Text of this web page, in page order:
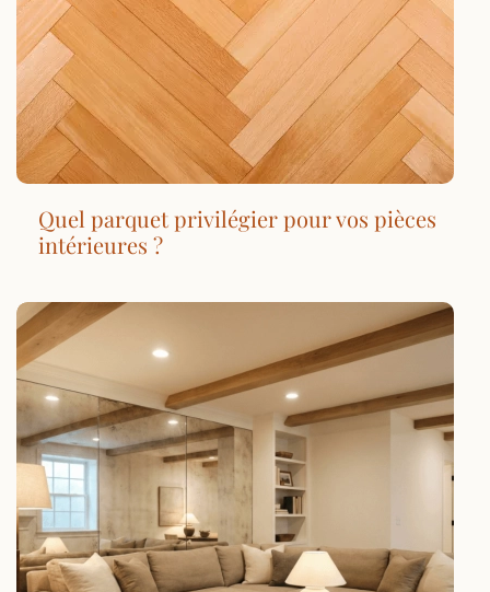
Quel parquet privilégier pour vos pièces
intérieures ?